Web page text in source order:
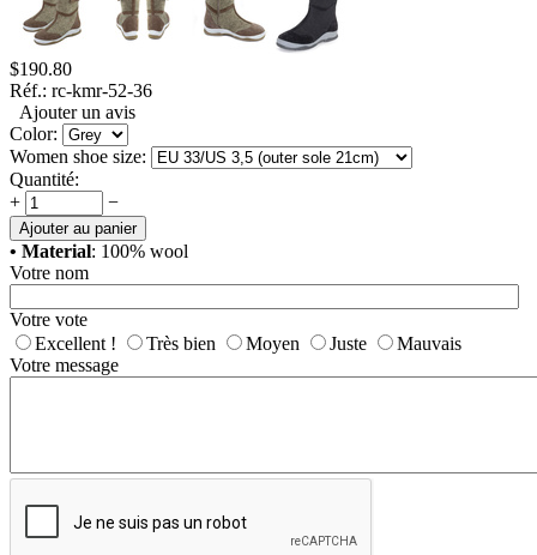
$190.80
Réf.: rc-kmr-52-36
Ajouter un avis
Color:
Women shoe size:
Quantité:
+
−
Ajouter au panier
• Material: 100% wool
Votre nom
Votre vote
Excellent !
Très bien Moyen Juste
Mauvais
Votre message